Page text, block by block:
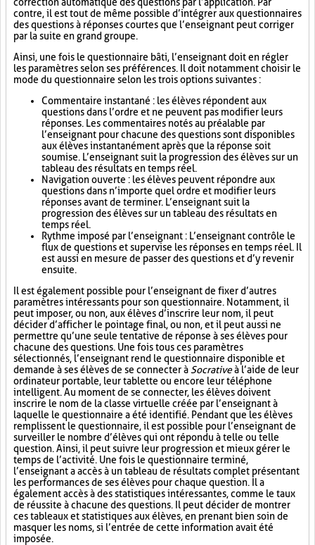
contre, il est tout de même possible d’intégrer aux questionnaires
des questions à réponses courtes que l’enseignant peut corriger
par la suite en grand groupe.
Ainsi, une fois le questionnaire bâti, l’enseignant doit en régler
les paramètres selon ses préférences. Il doit notamment choisir le
mode du questionnaire selon les trois options suivantes :
Commentaire instantané : les élèves répondent aux
questions dans l’ordre et ne peuvent pas modifier leurs
réponses. Les commentaires notés au préalable par
l’enseignant pour chacune des questions sont disponibles
aux élèves instantanément après que la réponse soit
soumise. L’enseignant suit la progression des élèves sur un
tableau des résultats en temps réel.
Navigation ouverte : les élèves peuvent répondre aux
questions dans n’importe quel ordre et modifier leurs
réponses avant de terminer. L’enseignant suit la
progression des élèves sur un tableau des résultats en
temps réel.
Rythme imposé par l’enseignant : L’enseignant contrôle le
flux de questions et supervise les réponses en temps réel. Il
est aussi en mesure de passer des questions et d’y revenir
ensuite.
Il est également possible pour l’enseignant de fixer d’autres
paramètres intéressants pour son questionnaire. Notamment, il
peut imposer, ou non, aux élèves d’inscrire leur nom, il peut
décider d’afficher le pointage final, ou non, et il peut aussi ne
permettre qu’une seule tentative de réponse à ses élèves pour
chacune des questions. Une fois tous ces paramètres
sélectionnés, l’enseignant rend le questionnaire disponible et
demande à ses élèves de se connecter à Socrativeà l’aide de leur
ordinateur portable, leur tablette ou encore leur téléphone
intelligent. Au moment de se connecter, les élèves doivent
inscrire le nom de la classe virtuelle créée par l’enseignant à
laquelle le questionnaire a été identifié. Pendant que les élèves
remplissent le questionnaire, il est possible pour l’enseignant de
surveiller le nombre d’élèves qui ont répondu à telle ou telle
question. Ainsi, il peut suivre leur progression et mieux gérer le
temps de l’activité. Une fois le questionnaire terminé,
l’enseignant a accès à un tableau de résultats complet présentant
les performances de ses élèves pour chaque question. Il a
également accès à des statistiques intéressantes, comme le taux
de réussite à chacune des questions. Il peut décider de montrer
ces tableaux et statistiques aux élèves, en prenant bien soin de
masquer les noms, si l’entrée de cette information avait été
imposée.